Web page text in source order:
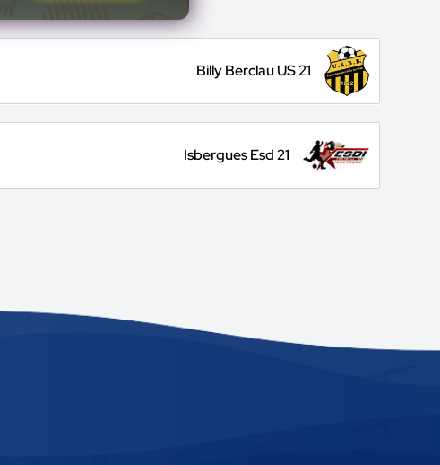
Billy Berclau US 21
Isbergues Esd 21